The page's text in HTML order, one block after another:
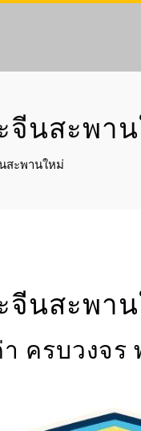
จีนสะพา
สะพานใหม่
จีนสะพา
ครบวงจ